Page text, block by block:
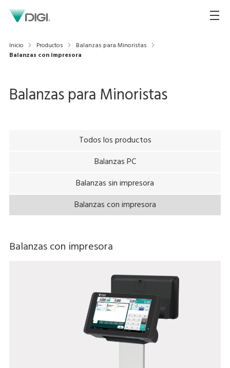
Inicio Productos
Balanzas para Minoristas
Balanzas con impresora
Balanzas para Minoristas
Todos los productos
Balanzas PC
Balanzas sin impresora
Balanzas con impresora
Balanzas con impresora